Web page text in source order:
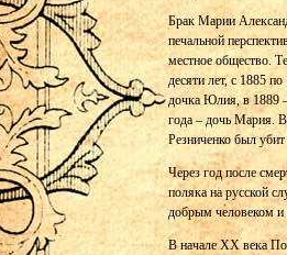
Брак Марии
печальной
местное общество.
десяти лет, с 1885
дочка Юлия, в 1889
года – дочь Мария.
Резниченко был
Через год после
поляка на русской
добрым человеком и
В начале ХХ века